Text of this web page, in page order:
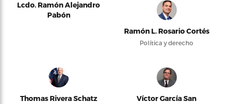
Lcdo. Ramón Alejandro
Pabón
Ramón L. Rosario Cortés
Política y derecho
Thomas Rivera Schatz
Víctor García San